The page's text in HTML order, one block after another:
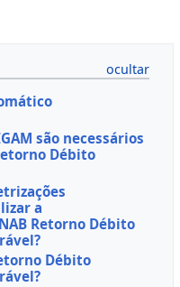
são necessários
Débito
a
Retorno Débito
Débito